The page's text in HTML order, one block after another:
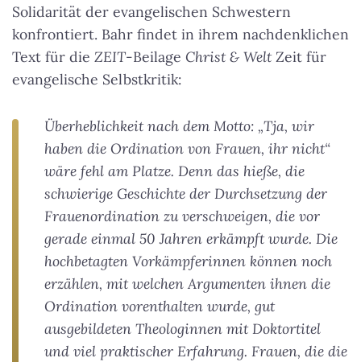
Solidarität der evangelischen Schwestern
konfrontiert. Bahr findet in ihrem nachdenklichen
Text für die ZEIT-Beilage Christ & WeltZeit für
evangelische Selbstkritik:
Überheblichkeit nach dem Motto: „Tja, wir
haben die Ordination von Frauen, ihr nicht“
wäre fehl am Platze. Denn das hieße, die
schwierige Geschichte der Durchsetzung der
Frauenordination zu verschweigen, die vor
gerade einmal 50 Jahren erkämpft wurde. Die
hochbetagten Vorkämpferinnen können noch
erzählen, mit welchen Argumenten ihnen die
Ordination vorenthalten wurde, gut
ausgebildeten Theologinnen mit Doktortitel
und viel praktischer Erfahrung. Frauen, die die